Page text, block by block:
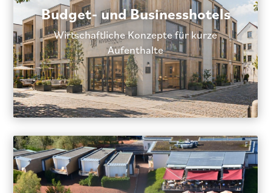
Budget- und Businesshotels
Wirtschaftliche Konzepte für kurze
Aufenthalte